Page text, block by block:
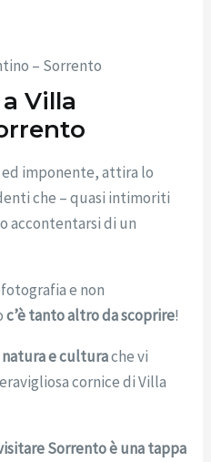
– Sorrento
Villa
imponente, attira lo
che – quasi intimoriti
accontentarsi di un
e non
c’è tantoaltro da scoprire!
e culturache vi
cornice di Villa
Sorrento è una tappa